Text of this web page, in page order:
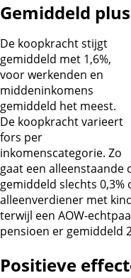
Gemiddeld
De koopkracht stijgt
gemiddeld met 1,6%,
voor werkenden en
middeninkomens
gemiddeld het meest.
De koopkracht varieert
fors per
inkomenscategorie. Zo
gaat een
gemiddeld slechts
alleenverdiener met
terwijl een AOW-
pensioen er gemiddeld
Positieve